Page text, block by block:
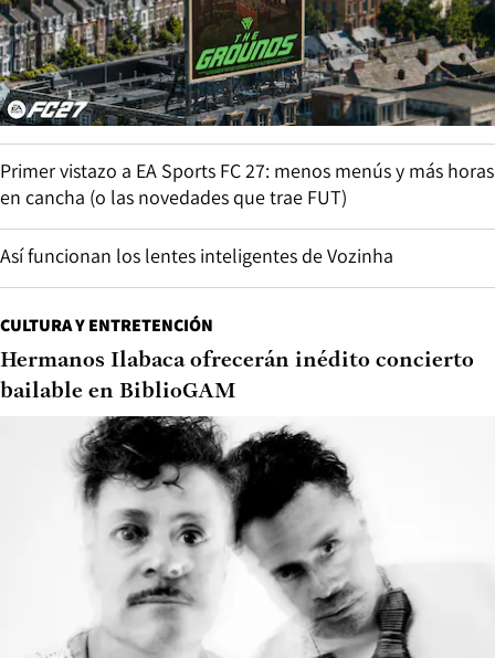
Primer vistazo a EA Sports FC 27: menos menús y más horas
en cancha (o las novedades que trae FUT)
Así funcionan los lentes inteligentes de Vozinha
CULTURA Y ENTRETENCIÓN
Hermanos Ilabaca ofrecerán inédito concierto
bailable en BiblioGAM